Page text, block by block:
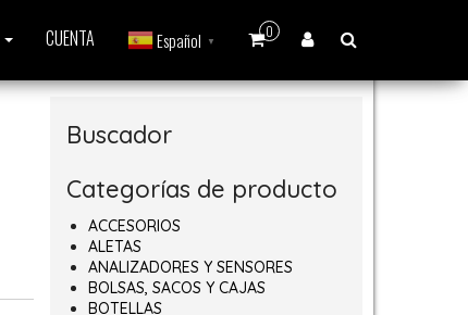
0
CUENTA Español ▼
Buscador
Categorías de producto
ACCESORIOS
ALETAS
ANALIZADORES Y SENSORES
BOLSAS, SACOS Y CAJAS
BOTELLAS